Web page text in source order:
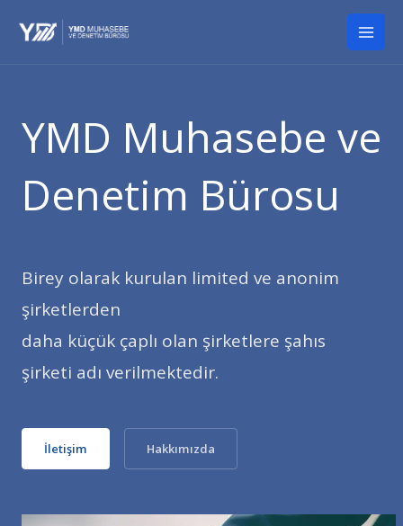
Main
YMD Muhasebe ve
Denetim Bürosu
Birey olarak kurulan limited ve anonim
şirketlerden
daha küçük çaplı olan şirketlere şahıs
şirketi adı verilmektedir.
İletişim Hakkımızda